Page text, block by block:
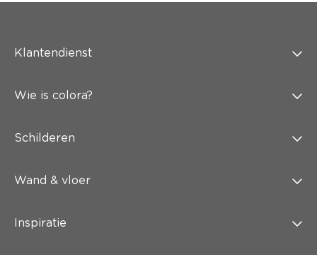
Klantendienst
Wie is colora?
Schilderen
Wand & vloer
Inspiratie